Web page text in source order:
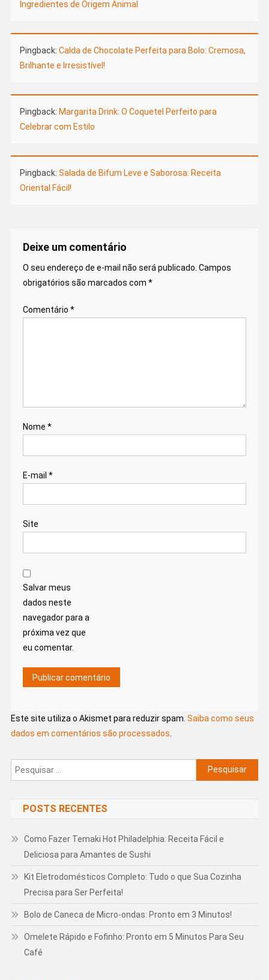
Ingredientes de Origem Animal
Pingback: Calda de Chocolate Perfeita para Bolo: Cremosa,
Brilhante e Irresistível!
Pingback: Margarita Drink: O Coquetel Perfeito para
Celebrar com Estilo
Pingback: Salada de Bifum Leve e Saborosa: Receita
Oriental Fácil!
Deixe um comentário
O seu endereço de e-mail não será publicado. Campos
obrigatórios são marcados com *
Comentário *
Nome *
E-mail *
Site
Salvar meus
dados neste
navegador para a
próxima vez que
eu comentar.
Este site utiliza o Akismet para reduzir spam. Saiba como seus
dados em comentários são processados
Pesquisar
por:
POSTS RECENTES
Como Fazer Temaki Hot Philadelphia: Receita Fácil e
Deliciosa para Amantes de Sushi
Kit Eletrodomésticos Completo: Tudo o que Sua Cozinha
Precisa para Ser Perfeita!
Bolo de Caneca de Micro-ondas: Pronto em 3 Minutos!
Omelete Rápido e Fofinho: Pronto em 5 Minutos Para Seu
Café